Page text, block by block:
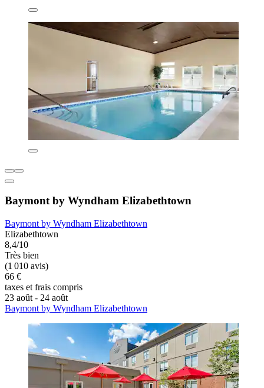
Baymont by Wyndham Elizabethtown
Baymont by Wyndham Elizabethtown
Elizabethtown
8,4/10
Très bien
(1 010 avis)
66 €
taxes et frais compris
23 août - 24 août
Baymont by Wyndham Elizabethtown